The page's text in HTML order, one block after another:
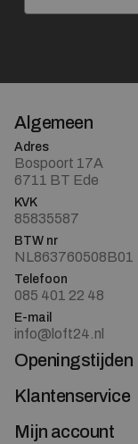
Algemeen
Adres
Bospoort 17A
6711 BT Ede
KVK
85835587
BTW nr
NL863760508B01
Telefoon
085 401 22 48
E-mail
info@loft24.nl
Openingstijden
Klantenservice
Mijn account